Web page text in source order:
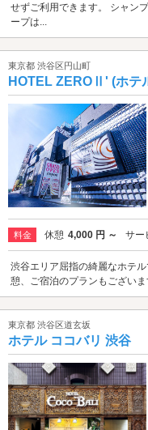
せずご利用できます。 シャン
ープは...
東京都 渋谷区円山町
HOTEL ZEROⅡ' (ホテ
料金 休憩 4,000 円 ～ サー
渋谷エリア屈指の綺麗なホテ
憩、ご宿泊のプランもございま
東京都 渋谷区道玄坂
ホテル ココバリ 渋谷